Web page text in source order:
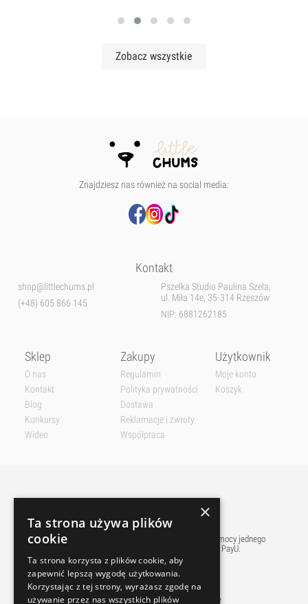
Zobacz wszystkie
Znajdziesz nas również na social media:
Kontakt
shop@littlechums.pl
(+48) 605 866 145
Pszelka Studio Paulina Szela,
ul. Miła 14e, 35-314 Rzeszów
NIP: 6881262185
Sklep
O nas
Kontakt
Blog
Konkursy
Wideo
Zakupy
Regulamin
Polityka prywatności
Dostawa
Reklamacje i zwroty
Współpraca
Użytkownik
Moje konto
Koszyk
Płatnośći w naszym sklepie realizowane są przy pomocy jednego
z najpopularniejszych w polsce pośredników PayU.
Sprawne dostawy do tysięcy Paczkomatów w Polsce
×
Ta strona używa plików
cookie
Ta strona korzysta z plików cookie, aby
zapewnić lepszą wygodę użytkowania.
Korzystając z tej strony, wyrażasz zgodę na
używanie przez nas wszystkich plików